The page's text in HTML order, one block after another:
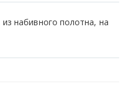
набивного полотна, на